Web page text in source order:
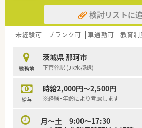
84%と非常に高い水準です。
■育休はお子様が3歳になる迄、時短
るまで取得を延長する事が可能です。
■財形貯蓄?インフルエンザ補助制度?
＜こんな会社です＞
■全国に約400店舗を展開する地域に
ル約4割、病院門前約1割になります
ル事業を手がけており今では、医療
■新規医療モールの自社開発や出店を
舗数を伸ばしています。
検討リストに
未経験可 ブランク可 車通勤可 教育制
勤務地
茨城県 那珂市
下菅谷駅 (JR水郡線)
給与
時給2,000円～2,500円
※経験・年齢により考慮します
月～土 9:00～17:30